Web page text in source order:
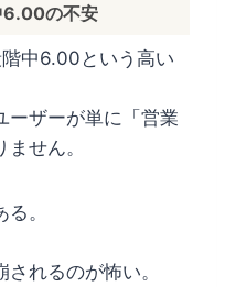
6.00の不安
中6.00という高い
ーザーが単に「営業
せん。
。
れるのが怖い。